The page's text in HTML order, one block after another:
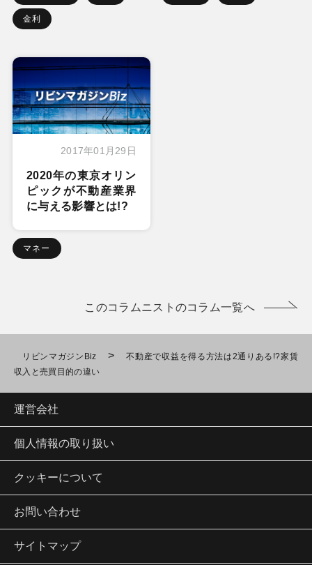
金利
2017年01月29日
2020年の東京オリン
ピックが不動産業界
に与える影響とは!?
マネー
このコラムニストのコラム一覧へ
リビンマガジンBiz >
不動産で収益を得る方法は2通りある!?家賃
収入と売買目的の違い
運営会社
個人情報の取り扱い
クッキーについて
お問い合わせ
サイトマップ